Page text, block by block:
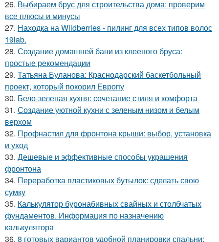
26. Выбираем брус для строительства дома: проверим
все плюсы и минусы
27. Находка на Wildberries - пилинг для всех типов волос
19lab.
28. Создание домашней бани из клееного бруса:
простые рекомендации
29. Татьяна Буланова: Краснодарский баскетбольный
проект, который покорил Европу
30. Бело-зеленая кухня: сочетание стиля и комфорта
31. Создание уютной кухни с зеленым низом и белым
верхом
32. Профнастил для фронтона крыши: выбор, установка
и уход
33. Дешевые и эффективные способы украшения
фронтона
34. Переработка пластиковых бутылок: сделать свою
сумку
35. Калькулятор буронабивных свайных и столбчатых
фундаментов. Информация по назначению
калькулятора
36. 8 готовых вариантов удобной планировки спальни: